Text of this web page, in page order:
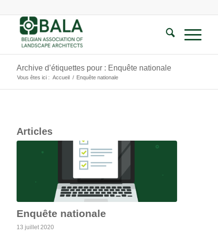
Archive d’étiquettes pour : Enquête nationale
Vous êtes ici : Accueil / Enquête nationale
Articles
Enquête nationale
13 juillet 2020